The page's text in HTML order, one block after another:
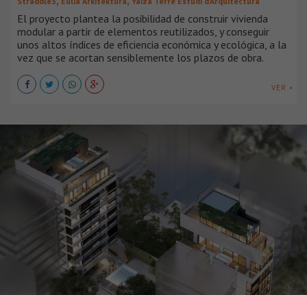
El proyecto plantea la posibilidad de construir vivienda
modular a partir de elementos reutilizados, y conseguir
unos altos índices de eficiencia económica y ecológica, a la
vez que se acortan sensiblemente los plazos de obra.
VER +